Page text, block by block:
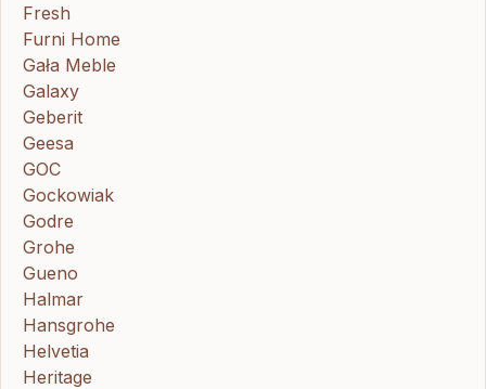
Fresh
Furni Home
Gała Meble
Galaxy
Geberit
Geesa
GOC
Gockowiak
Godre
Grohe
Gueno
Halmar
Hansgrohe
Helvetia
Heritage